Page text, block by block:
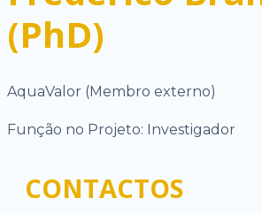
(PhD)
AquaValor (Membro externo)
Função no Projeto: Investigador
CONTACTOS